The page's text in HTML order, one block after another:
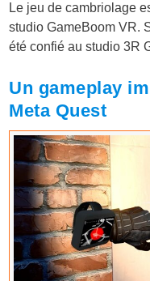
Le jeu de cambriolage
studio GameBoom VR.
été confié au studio 3R
Un gameplay
Meta Quest